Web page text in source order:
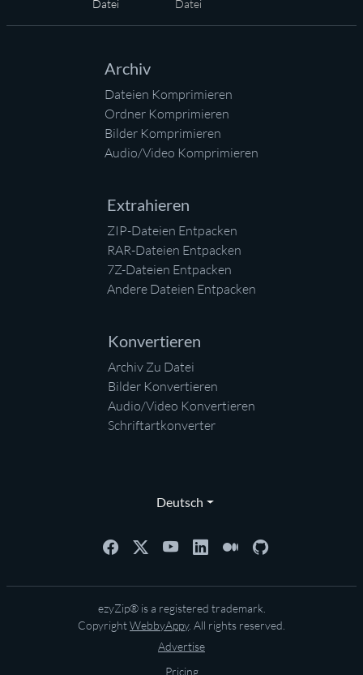
Startseite
Datei
Datei
Archiv
Dateien Komprimieren
Ordner Komprimieren
Bilder Komprimieren
Audio/Video Komprimieren
Extrahieren
ZIP-Dateien Entpacken
RAR-Dateien Entpacken
7Z-Dateien Entpacken
Andere Dateien Entpacken
Konvertieren
Archiv Zu Datei
Bilder Konvertieren
Audio/Video Konvertieren
Schriftartkonverter
Deutsch
ezyZip® is a registered trademark.
CopyrightWebbyAppy. All rights reserved.
Advertise
Pricing